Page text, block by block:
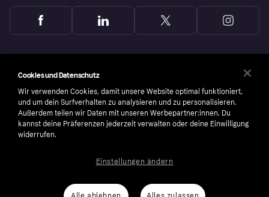
number: 556737-0431
Cookies und Datenschutz
Wir verwenden Cookies, damit unsere Website optimal funktioniert,
und um dein Surfverhalten zu analysieren und zu personalisieren.
Außerdem teilen wir Daten mit unseren Werbepartner:innen. Du
kannst deine Präferenzen jederzeit verwalten oder deine Einwilligung
widerrufen.
Einstellungen ändern